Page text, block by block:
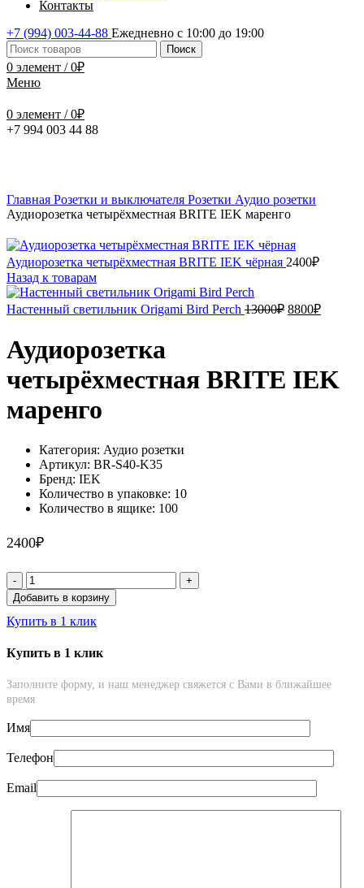
Контакты
+7 (994) 003-44-88 Ежедневно с 10:00 до 19:00
Поиск
0 элемент / 0₽
Меню
0 элемент / 0₽
+7 994 003 44 88
Главная Розетки и выключателя Розетки Аудио розетки
Аудиорозетка четырёхместная BRITE IEK маренго
Аудиорозетка четырёхместная BRITE IEK чёрная 2400₽
Назад к товарам
Настенный светильник Origami Bird Perch 13000₽ 8800₽
Аудиорозетка
четырёхместная BRITE IEK
маренго
Категория: Аудио розетки
Артикул: BR-S40-K35
Бренд: IEK
Количество в упаковке: 10
Количество в ящике: 100
2400₽
Количество
товара
Аудиорозетка
четырёхместная
IEK
Добавить в корзину
Купить в 1 клик
Купить в 1 клик
Заполните форму, и наш менеджер свяжется с Вами в ближайшее
время
Имя
Телефон
Email